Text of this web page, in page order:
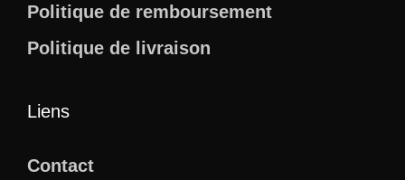
Politique de remboursement
Politique de livraison
Liens
Contact